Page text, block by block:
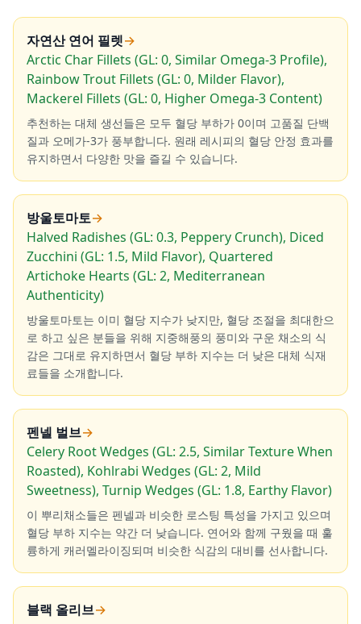
자연산 연어 필렛→
Arctic Char Fillets (GL: 0, Similar Omega-3 Profile),
Rainbow Trout Fillets (GL: 0, Milder Flavor),
Mackerel Fillets (GL: 0, Higher Omega-3 Content)
추천하는 대체 생선들은 모두 혈당 부하가 0이며 고품질 단백
질과 오메가-3가 풍부합니다. 원래 레시피의 혈당 안정 효과를
유지하면서 다양한 맛을 즐길 수 있습니다.
방울토마토→
Halved Radishes (GL: 0.3, Peppery Crunch), Diced
Zucchini (GL: 1.5, Mild Flavor), Quartered
Artichoke Hearts (GL: 2, Mediterranean
Authenticity)
방울토마토는 이미 혈당 지수가 낮지만, 혈당 조절을 최대한으
로 하고 싶은 분들을 위해 지중해풍의 풍미와 구운 채소의 식
감은 그대로 유지하면서 혈당 부하 지수는 더 낮은 대체 식재
료들을 소개합니다.
펜넬 벌브→
Celery Root Wedges (GL: 2.5, Similar Texture When
Roasted), Kohlrabi Wedges (GL: 2, Mild
Sweetness), Turnip Wedges (GL: 1.8, Earthy Flavor)
이 뿌리채소들은 펜넬과 비슷한 로스팅 특성을 가지고 있으며
혈당 부하 지수는 약간 더 낮습니다. 연어와 함께 구웠을 때 훌
륭하게 캐러멜라이징되며 비슷한 식감의 대비를 선사합니다.
블랙 올리브→